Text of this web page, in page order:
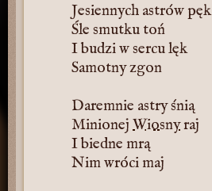
Jesiennych astrów pęk
Śle smutku toń
I budzi w sercu lęk
Samotny zgon
Daremnie astry śnią
Minionej Wiosnyraj
I biedne mrą
Nim wróci maj